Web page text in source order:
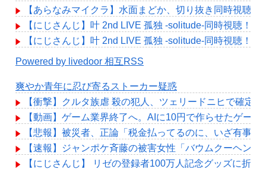
【あらなみマイクラ】水面まどか、切り抜き同時視聴
【にじさんじ】叶 2nd LIVE 孤独 -solitude-同時視聴！
【にじさんじ】叶 2nd LIVE 孤独 -solitude-同時視聴！
Powered by livedoor 相互RSS
爽やか青年に忍び寄るストーカー疑惑
【衝撃】クルタ族虐 殺の犯人、ツェリードニヒで確定
【動画】ゲーム業界終了へ。AIに10円で作らせたゲー
【悲報】被災者、正論「税金払ってるのに、いざ有事
【速報】ジャンポケ斉藤の被害女性「バウムクーヘン
【にじさんじ】 リゼの登録者100万人記念グッズに折